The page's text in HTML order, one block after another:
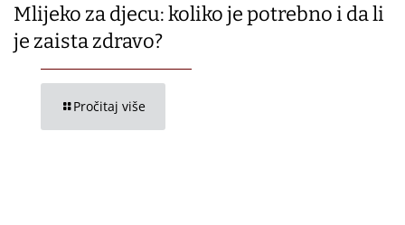
Mlijeko za djecu: koliko je potrebno i da li
je zaista zdravo?
Pročitaj više